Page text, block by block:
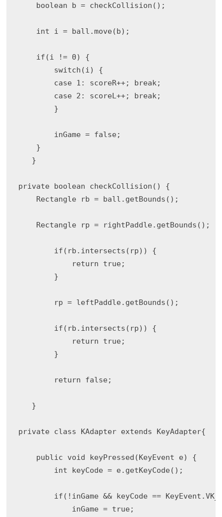
    boolean b = checkCollision();
    int i = ball.move(b);
    if(i != 0) {
        switch(i) {
        case 1: scoreR++; break;
        case 2: scoreL++; break;
        }
        inGame = false;
    }
   }
private boolean checkCollision() {
    Rectangle rb = ball.getBounds();
    Rectangle rp = rightPaddle.getBounds();
        if(rb.intersects(rp)) {
            return true;
        }
        rp = leftPaddle.getBounds();
        if(rb.intersects(rp)) {
            return true;
        }
        return false;
   }
private class KAdapter extends KeyAdapter{
    public void keyPressed(KeyEvent e) {
        int keyCode = e.getKeyCode();
if(!inGame && keyCode ==
            inGame = true;